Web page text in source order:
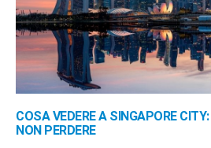
COSA VEDERE A SINGAPORE
NON PERDERE